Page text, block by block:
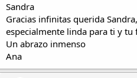
Sandra
Gracias infinitas querida
especialmente linda para ti y tu
Un abrazo inmenso
Ana